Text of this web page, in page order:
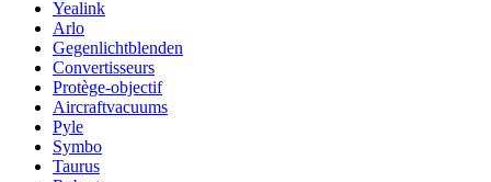
Yealink
Arlo
Gegenlichtblenden
Convertisseurs
Protège-objectif
Aircraftvacuums
Pyle
Symbo
Taurus